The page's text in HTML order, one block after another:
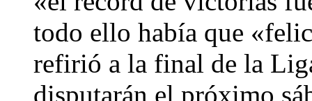
todo ello había que
refirió a la final de la
disputarán el próximo